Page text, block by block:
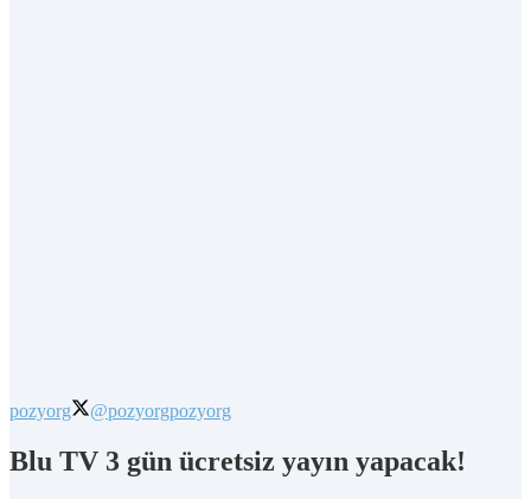
pozyorg @pozyorgpozyorg
Blu TV 3 gün ücretsiz yayın yapacak!